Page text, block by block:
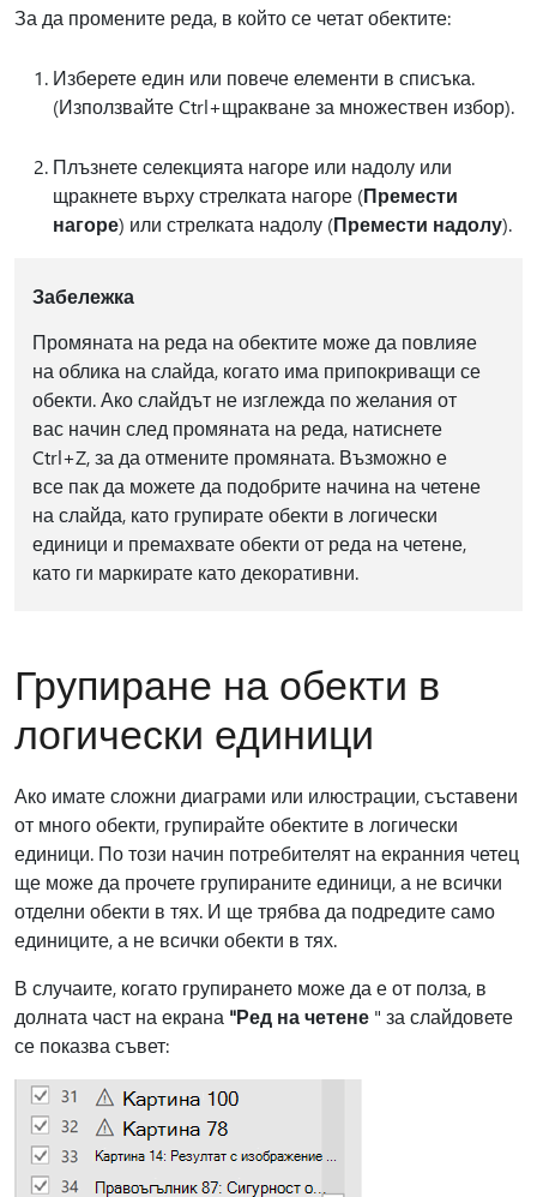
За да промените реда, в който се четат обектите:
Изберете един или повече елементи в списъка.
(Използвайте Ctrl+щракване за множествен избор).
Плъзнете селекцията нагоре или надолу или
щракнете върху стрелката нагоре (Премести
нагоре) или стрелката надолу (Премести надолу).
Забележка
Промяната на реда на обектите може да повлияе
на облика на слайда, когато има припокриващи се
обекти. Ако слайдът не изглежда по желания от
вас начин след промяната на реда, натиснете
Ctrl+Z, за да отмените промяната. Възможно е
все пак да можете да подобрите начина на четене
на слайда, като групирате обекти в логически
единици и премахвате обекти от реда на четене,
като ги маркирате като декоративни.
Групиране на обекти в
логически единици
Ако имате сложни диаграми или илюстрации, съставени
от много обекти, групирайте обектите в логически
единици. По този начин потребителят на екранния четец
ще може да прочете групираните единици, а не всички
отделни обекти в тях. И ще трябва да подредите само
единиците, а не всички обекти в тях.
В случаите, когато групирането може да е от полза, в
долната част на екрана "Ред на четене " за слайдовете
се показва съвет: